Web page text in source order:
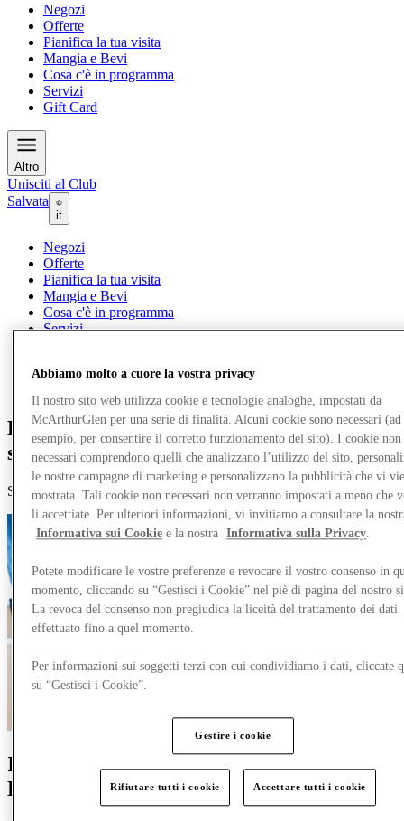
Negozi
Offerte
Pianifica la tua visita
Mangia e Bevi
Cosa c'è in programma
Servizi
Gift Card
Altro
Unisciti al Club
Salvata
it
Negozi
Offerte
Pianifica la tua visita
Mangia e Bevi
Cosa c'è in programma
Servizi
Entra a far parte di un mondo
straordinario.
Scopri le opportunità di lavoro presso [Nome Outlet Designer]
Inizia il tuo percorso con MCArthurGlen
Designer Outlets
Abbiamo molto a cuore la vostra privacy
Il nostro sito web utilizza cookie e tecnologie analoghe, impostati da
McArthurGlen per una serie di finalità. Alcuni cookie sono necessari (ad
esempio, per consentire il corretto funzionamento del sito). I cookie non
necessari comprendono quelli che analizzano l’utilizzo del sito,
le nostre campagne di marketing e personalizzano la pubblicità che vi
mostrata. Tali cookie non necessari non verranno impostati a meno che
li accettiate. Per ulteriori informazioni, vi invitiamo a consultare la
Informativa sui Cookie e la nostra Informativa sulla Privacy
Potete modificare le vostre preferenze e revocare il vostro consenso in
momento, cliccando su “Gestisci i Cookie” nel piè di pagina del nostro
La revoca del consenso non pregiudica la liceità del trattamento dei dati
effettuato fino a quel momento.
Per informazioni sui soggetti terzi con cui condividiamo i dati, cliccate
su “Gestisci i Cookie”.
Gestire i cookie
Rifiutare tutti i cookie Accettare tutti i cookie